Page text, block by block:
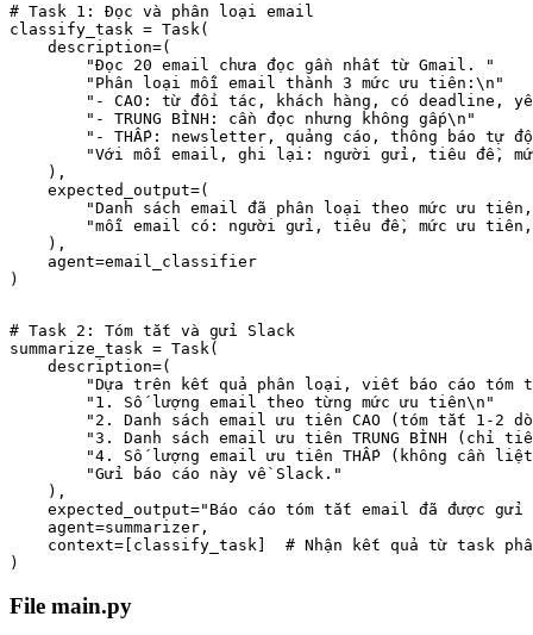
# Task 1: Đọc và phân loại email
classify_task = Task(
    description=(
        "Đọc 20 email chưa đọc gần nhất từ Gmail. "
        "Phân loại mỗi email thành 3 mức ưu tiên:\n"
"- CAO: từ đối tác, khách hàng, có deadline,
        "- TRUNG BÌNH: cần đọc nhưng không gấp\n"
"- THẤP: newsletter, quảng cáo, thông báo tự
"Với mỗi email, ghi lại: người gửi, tiêu đề,
    ),
    expected_output=(
"Danh sách email đã phân loại theo mức ưu
"mỗi email có: người gửi, tiêu đề, mức ưu
    ),
    agent=email_classifier
)
# Task 2: Tóm tắt và gửi Slack
summarize_task = Task(
    description=(
"Dựa trên kết quả phân loại, viết báo cáo tóm
        "1. Số lượng email theo từng mức ưu tiên\n"
"2. Danh sách email ưu tiên CAO (tóm tắt 1-2
"3. Danh sách email ưu tiên TRUNG BÌNH (chỉ
"4. Số lượng email ưu tiên THẤP (không cần
        "Gửi báo cáo này về Slack."
    ),
expected_output="Báo cáo tóm tắt email đã được gửi
    agent=summarizer,
context=[classify_task]  # Nhận kết quả từ task
)
File main.py